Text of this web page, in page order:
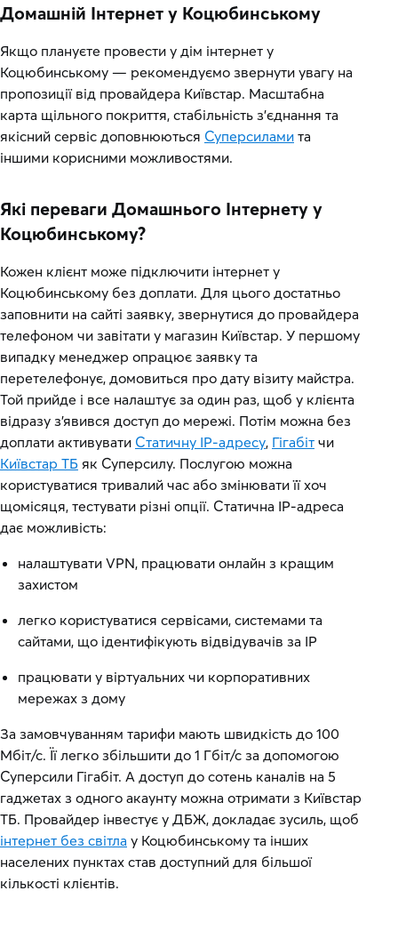
Домашній Інтернет у Коцюбинському
Якщо плануєте провести у дім інтернет у
Коцюбинському — рекомендуємо звернути увагу на
пропозиції від провайдера Київстар. Масштабна
карта щільного покриття, стабільність з’єднання та
якісний сервіс доповнюються Суперсилами та
іншими корисними можливостями.
Які переваги Домашнього Інтернету у
Коцюбинському?
Кожен клієнт може підключити інтернет у
Коцюбинському без доплати. Для цього достатньо
заповнити на сайті заявку, звернутися до провайдера
телефоном чи завітати у магазин Київстар. У першому
випадку менеджер опрацює заявку та
перетелефонує, домовиться про дату візиту майстра.
Той прийде і все налаштує за один раз, щоб у клієнта
відразу з’явився доступ до мережі. Потім можна без
доплати активувати Статичну IP-адресу, Гігабіт чи
Київстар ТБ як Суперсилу. Послугою можна
користуватися тривалий час або змінювати її хоч
щомісяця, тестувати різні опції. Статична IP-адреса
дає можливість:
налаштувати VPN, працювати онлайн з кращим
захистом
легко користуватися сервісами, системами та
сайтами, що ідентифікують відвідувачів за IP
працювати у віртуальних чи корпоративних
мережах з дому
За замовчуванням тарифи мають швидкість до 100
Мбіт/с. Її легко збільшити до 1 Гбіт/с за допомогою
Суперсили Гігабіт. А доступ до сотень каналів на 5
гаджетах з одного акаунту можна отримати з Київстар
ТБ. Провайдер інвестує у ДБЖ, докладає зусиль, щоб
інтернет без світла у Коцюбинському та інших
населених пунктах став доступний для більшої
кількості клієнтів.